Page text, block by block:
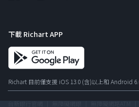
下載 Richart APP
Richart 目前僅支援 iOS 13.0 (含)以上和 Android
台新銀行官網 無障礙網銀 無障礙網路ATM